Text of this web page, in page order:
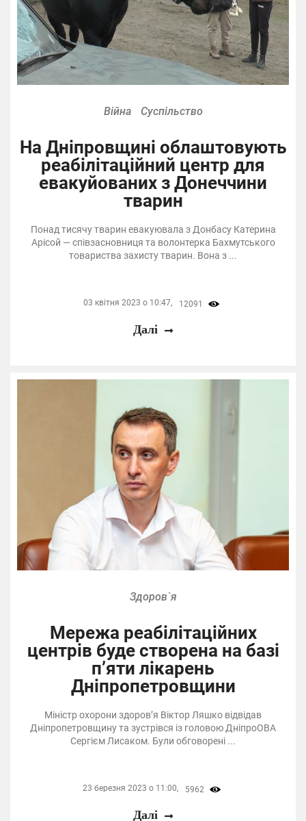
Війна Суспільство
На Дніпровщині облаштовують
реабілітаційний центр для
евакуйованих з Донеччини
тварин
Понад тисячу тварин евакуювала з Донбасу Катерина
Арісой — співзасновниця та волонтерка Бахмутського
товариства захисту тварин. Вона з ...
03 квітня 2023 о 10:47, 12091
Далі
Здоров`я
Мережа реабілітаційних
центрів буде створена на базі
п’яти лікарень
Дніпропетровщини
Міністр охорони здоров’я Віктор Ляшко відвідав
Дніпропетровщину та зустрівся із головою ДніпроОВА
Сергієм Лисаком. Були обговорені ...
23 березня 2023 о 11:00, 5962
Далі